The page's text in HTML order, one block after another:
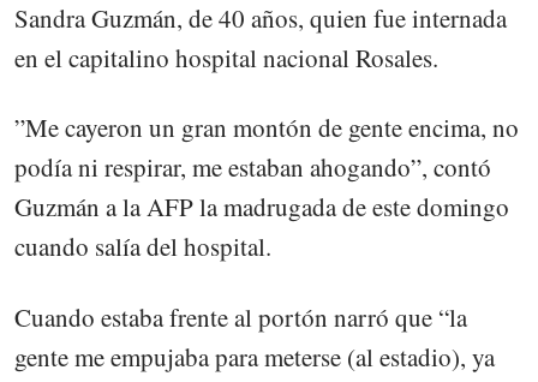
Sandra Guzmán, de 40 años, quien fue internada
en el capitalino hospital nacional Rosales.
”Me cayeron un gran montón de gente encima, no
podía ni respirar, me estaban ahogando”, contó
Guzmán a la AFP la madrugada de este domingo
cuando salía del hospital.
Cuando estaba frente al portón narró que “la
gente me empujaba para meterse (al estadio), ya